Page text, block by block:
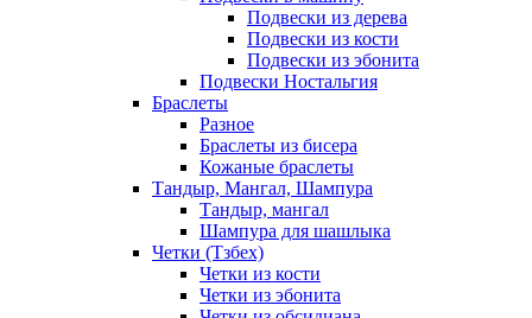
Подвески из дерева
Подвески из кости
Подвески из эбонита
Подвески Ностальгия
Браслеты
Разное
Браслеты из бисера
Кожаные браслеты
Тандыр, Мангал, Шампура
Тандыр, мангал
Шампура для шашлыка
Четки (Тзбех)
Четки из кости
Четки из эбонита